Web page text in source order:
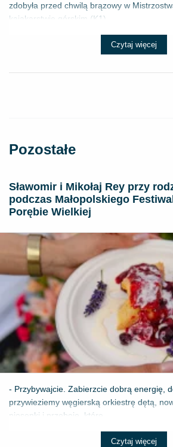
zdobyła przed chwilą brązowy w
kajakarstwie górskim (K1) ...
Czytaj więcej
Pozostałe
Sławomir i Mikołaj Rey przy
podczas Małopolskiego
Porębie Wielkiej
- Przybywajcie. Zabierzcie dobrą energię,
przywieziemy węgierską orkiestrę dętą,
piosenki i przeboje, które ...
Czytaj więcej